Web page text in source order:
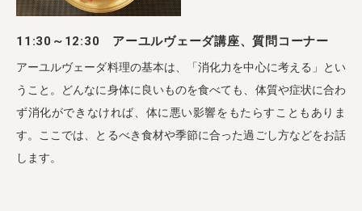
11:30～12:30 アーユルヴェーダ講座、質問コーナー
アーユルヴェーダ料理の基本は、「消化力を中心に考える」とい
うこと。どんなに身体に良いものを食べても、体質や症状に合わ
ず消化ができなければ、体に悪い影響をもたらすこともありま
す。ここでは、とるべき食材や季節に合った過ごし方などをお話
します。